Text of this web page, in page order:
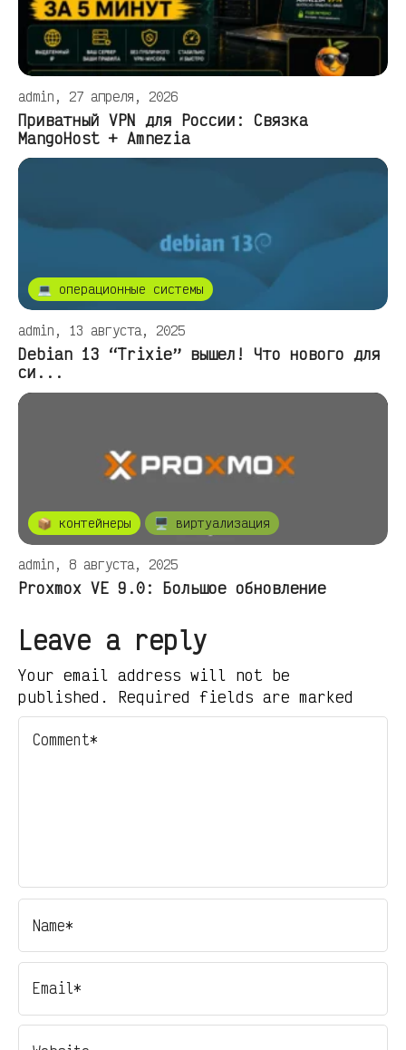
admin, 27 апреля, 2026
Приватный VPN для России: Связка
MangoHost + Amnezia
💻 операционные системы
admin, 13 августа, 2025
Debian 13 “Trixie” вышел! Что нового для
си...
📦 контейнеры 🖥️ виртуализация
admin, 8 августа, 2025
Proxmox VE 9.0: Большое обновление
Leave a reply
Your email address will not be
published. Required fields are marked